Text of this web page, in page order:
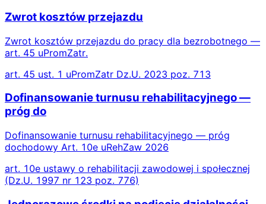
Zwrot kosztów przejazdu
Zwrot kosztów przejazdu do pracy dla bezrobotnego —
art. 45 uPromZatr.
art. 45 ust. 1 uPromZatr Dz.U. 2023 poz. 713
Dofinansowanie turnusu rehabilitacyjnego —
próg do
Dofinansowanie turnusu rehabilitacyjnego — próg
dochodowy Art. 10e uRehZaw 2026
art. 10e ustawy o rehabilitacji zawodowej i społecznej
(Dz.U. 1997 nr 123 poz. 776)